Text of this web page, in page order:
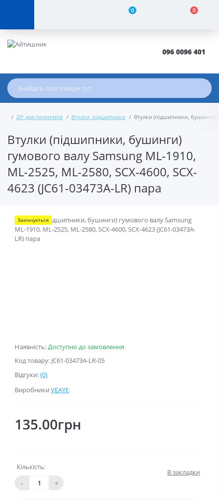
0 0
096 0096 401
ZIP для принтерів Втулки, підшипники Втулки (підшипники, бушинги)
Втулки (підшипники, бушинги)
гумового валу Samsung ML-1910,
ML-2525, ML-2580, SCX-4600, SCX-
4623 (JC61-03473A-LR) пара
Наявність:Доступно до замовлення
Код товару: JC61-03473A-LR-05
Відгуки:(0)
Виробники VEAYE
Закінчується
135.00грн
Кількість:
-
+
В закладки